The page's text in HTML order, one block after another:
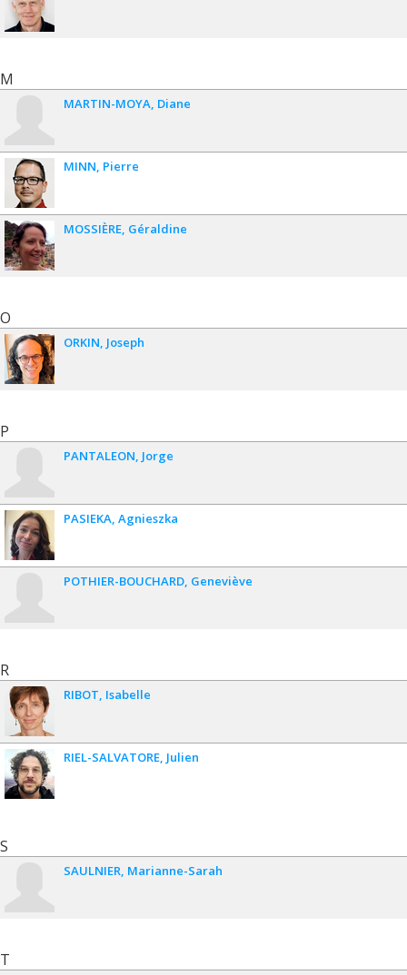
M
MARTIN-MOYA Diane
MINN Pierre
MOSSIÈRE Géraldine
O
ORKIN Joseph
P
PANTALEON Jorge
PASIEKA Agnieszka
POTHIER-BOUCHARD Geneviève
R
RIBOT Isabelle
RIEL-SALVATORE Julien
S
SAULNIER Marianne-Sarah
T